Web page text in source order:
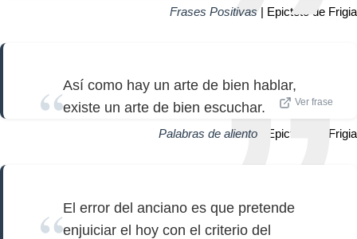
Frases Positivas | Epicteto de Frigia
Así como hay un arte de bien hablar,
existe un arte de bien escuchar.
Ver frase
Palabras de aliento | Epicteto de Frigia
El error del anciano es que pretende
enjuiciar el hoy con el criterio del